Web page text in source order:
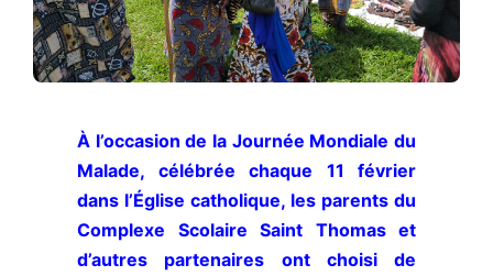
À l’occasion de la Journée Mondiale du
Malade, célébrée chaque 11 février
dans l’Église catholique, les parents du
Complexe Scolaire Saint Thomas et
d’autres partenaires ont choisi de